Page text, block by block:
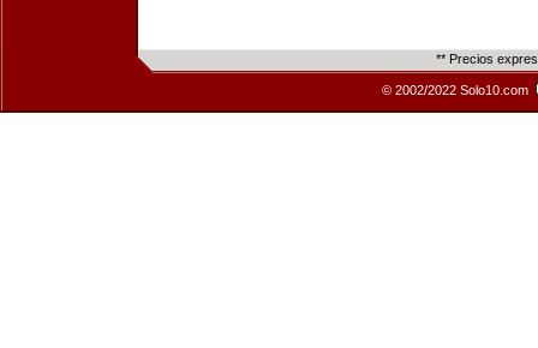
** Precios
© 2002/2022 Solo10.com